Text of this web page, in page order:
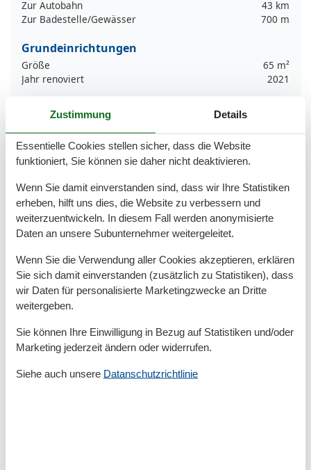
Zur Autobahn
43 km
Zur Badestelle/Gewässer
700 m
Grundeinrichtungen
Größe
65 m²
Jahr renoviert
2021
Kinder einrichtungen
Serviceeinrichtungen
Backofen
Balkon
Bettwäsche
Dusche
Dusche/WC
Einzelbett
Feuerlöscher
Gefriermöglichkeit
Handtücher
Hochstuhl
Holz- oder Parkettböden
Insektenschutz/Gaze
Zustimmung Details
Essentielle Cookies stellen sicher, dass die Website
funktioniert, Sie können sie daher nicht deaktivieren.
Wenn Sie damit einverstanden sind, dass wir Ihre Statistiken
erheben, hilft uns dies, die Website zu verbessern und
weiterzuentwickeln. In diesem Fall werden anonymisierte
Daten an unsere Subunternehmer weitergeleitet.
Wenn Sie die Verwendung aller Cookies akzeptieren, erklären
Sie sich damit einverstanden (zusätzlich zu Statistiken), dass
wir Daten für personalisierte Marketingzwecke an Dritte
weitergeben.
Sie können Ihre Einwilligung in Bezug auf Statistiken und/oder
Marketing jederzeit ändern oder widerrufen.
Siehe auch unsere Datanschutzrichtlinie